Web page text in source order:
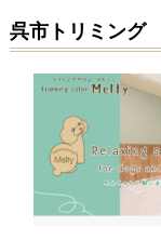
呉市トリミング